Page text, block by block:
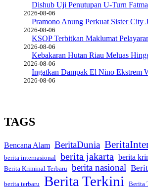
Dishub Uji Penutupan U-Turn
2026-08-06
Pramono Anung Perkuat Sister City
2026-08-06
KSOP Terbitkan Maklumat
2026-08-06
Kebakaran Hutan Riau Meluas
2026-08-06
Ingatkan Dampak El Nino Ekstrem
2026-08-06
TAGS
Bencana Alam BeritaDunia
berita internasional berita jakarta berita
Berita Kriminal Terbaru berita nasional
berita terbaru Berita Terkini Berita